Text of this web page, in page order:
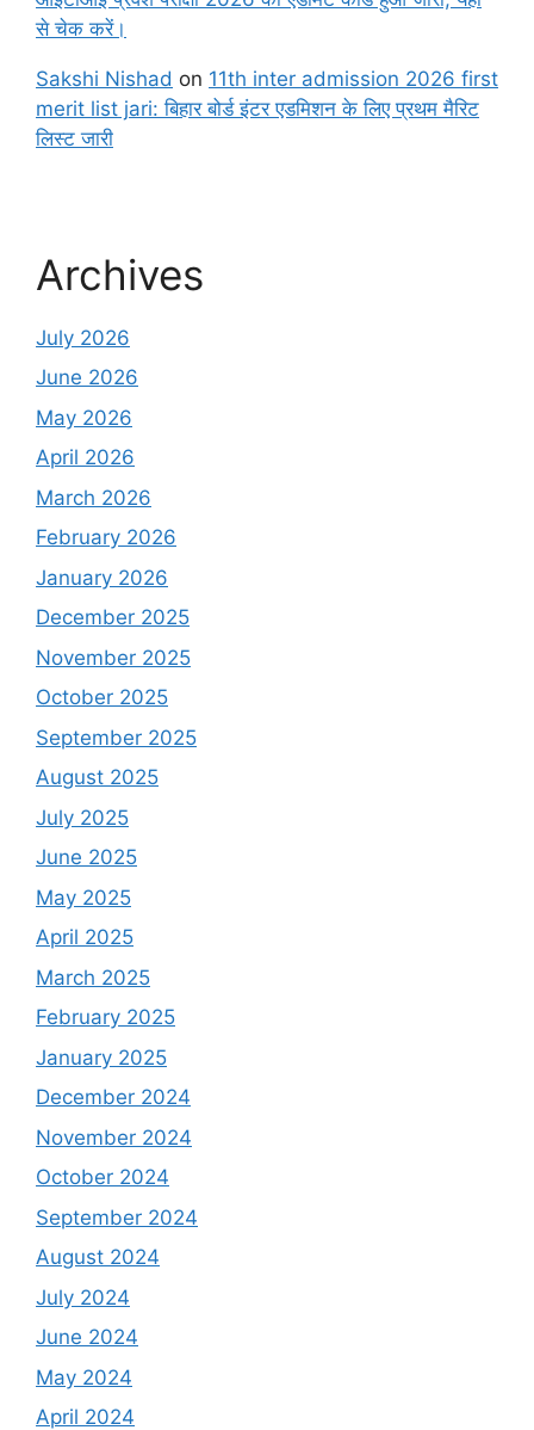
से चेक करें।
Sakshi Nishad on 11th inter admission 2026 first
merit list jari: बिहार बोर्ड इंटर एडमिशन के लिए प्रथम मैरिट
लिस्ट जारी
Archives
July 2026
June 2026
May 2026
April 2026
March 2026
February 2026
January 2026
December 2025
November 2025
October 2025
September 2025
August 2025
July 2025
June 2025
May 2025
April 2025
March 2025
February 2025
January 2025
December 2024
November 2024
October 2024
September 2024
August 2024
July 2024
June 2024
May 2024
April 2024